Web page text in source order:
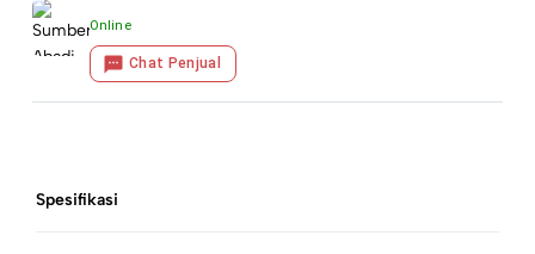
Online
Chat Penjual
Spesifikasi